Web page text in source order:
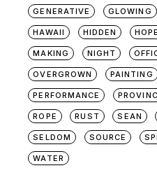
GENERATIVE GLOWING
HAWAII HIDDEN HOPE
MAKING NIGHT
OVERGROWN PAINTING
PERFORMANCE
ROPE RUST SEAN
SELDOM SOURCE
WATER